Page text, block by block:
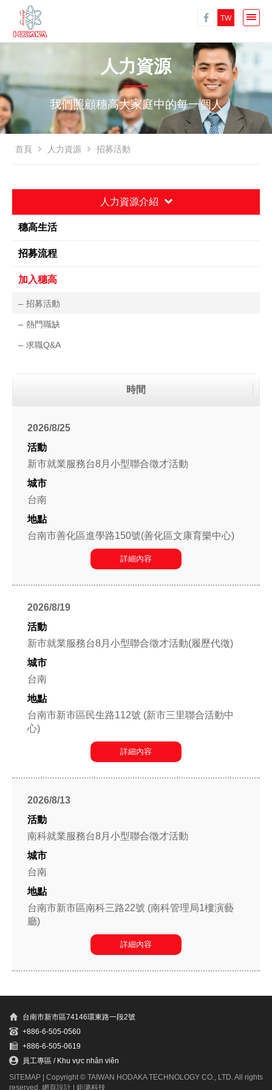
TW
人力資源
我們照顧穗高大家庭中的每一個人
首頁 人力資源 招募活動
人力資源介紹
穗高生活
招募流程
加入穗高
招募活動
熱門職缺
求職Q&A
時間
2026/8/25
新市就業服務台8月小型聯合徵才活動
台南
台南市善化區進學路150號(善化區文康育樂中心)
詳細內容
2026/8/19
新市就業服務台8月小型聯合徵才活動(履歷代徵)
台南
台南市新市區民生路112號 (新市三里聯合活動中
心)
詳細內容
2026/8/13
南科就業服務台8月小型聯合徵才活動
台南
台南市新市區南科三路22號 (南科管理局1樓演藝
廳)
詳細內容
台南市新市區74146環東路一段2號
+886-6-505-0560
+886-6-505-0619
員工專區 / Khu vực nhân viên
SITEMAP | Copyright © TAIWAN HODAKA TECHNOLOGY CO., LTD. All rights
reserved. 網頁設計 | 鉅潞科技